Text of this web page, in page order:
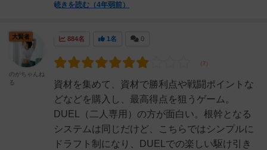
続きを読む（4年弱前）
884名 1名 0
資材を集めて、資材で勝利点や戦闘ポイントな
どなどを購入し、最高得点を狙うゲーム。
DUEL（二人専用）の方が面白い。根幹となる
システムは同じだけど、こちらではシンプルに
ドラフト制になり、DUELでの楽しい駆け引き
大賢者
のがちゃんね
る